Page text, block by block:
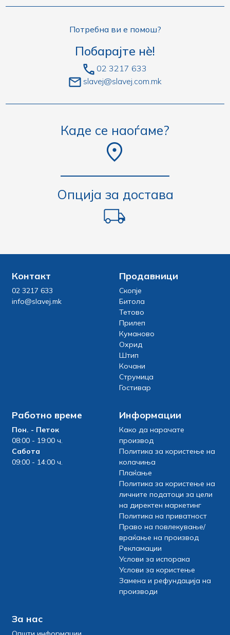
Потребна ви е помош?
Побарајте нè!
02 3217 633
slavej@slavej.com.mk
Каде се наоѓаме?
Опција за достава
Контакт
02 3217 633
info@slavej.mk
Продавници
Скопје
Битола
Тетово
Прилеп
Куманово
Охрид
Штип
Кочани
Струмица
Гостивар
Работно време
Пон. - Петок
08:00 - 19:00 ч.
Сабота
09:00 - 14:00 ч.
Информации
Како да нарачате
производ
Политика за користење на
колачиња
Плаќање
Политика за користење на
личните податоци за цели
на директен маркетинг
Политика на приватност
Право на повлекување/
враќање на производ
Рекламации
Услови за испорака
Услови за користење
Замена и рефундација на
производи
За нас